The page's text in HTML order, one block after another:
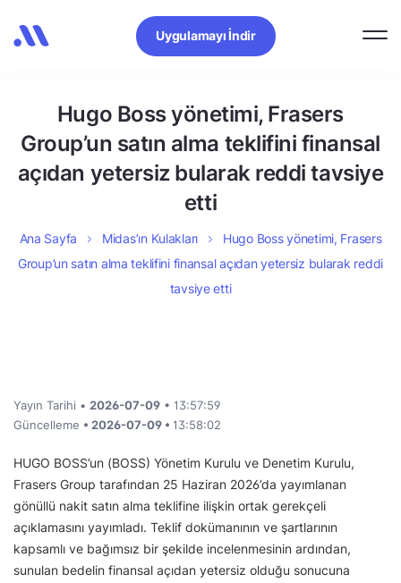
Uygulamayı İndir
Hugo Boss yönetimi, Frasers
Group’un satın alma teklifini finansal
açıdan yetersiz bularak reddi tavsiye
etti
Ana Sayfa Midas’ın Kulakları
Hugo Boss yönetimi, Frasers
Group’un satın alma teklifini finansal açıdan yetersiz bularak reddi
tavsiye etti
Yayın Tarihi • 2026-07-09 • 13:57:59
Güncelleme • 2026-07-09 • 13:58:02
HUGO BOSS’un (BOSS) Yönetim Kurulu ve Denetim Kurulu,
Frasers Group tarafından 25 Haziran 2026’da yayımlanan
gönüllü nakit satın alma teklifine ilişkin ortak gerekçeli
açıklamasını yayımladı. Teklif dokümanının ve şartlarının
kapsamlı ve bağımsız bir şekilde incelenmesinin ardından,
sunulan bedelin finansal açıdan yetersiz olduğu sonucuna